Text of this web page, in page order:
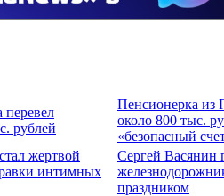
рублей
Пенсионерка из
около 800 тыс.
«безопасный
жертвой
интимных
Сергей Васянин
праздником